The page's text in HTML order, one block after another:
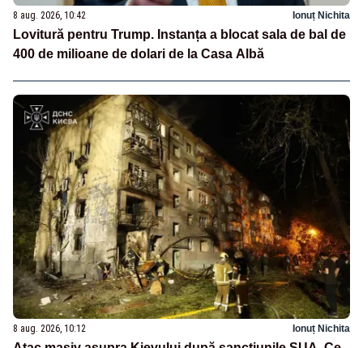
8 aug. 2026, 10:42 Ionuț Nichita
Lovitură pentru Trump. Instanța a blocat sala de bal de
400 de milioane de dolari de la Casa Albă
8 aug. 2026, 10:12 Ionuț Nichita